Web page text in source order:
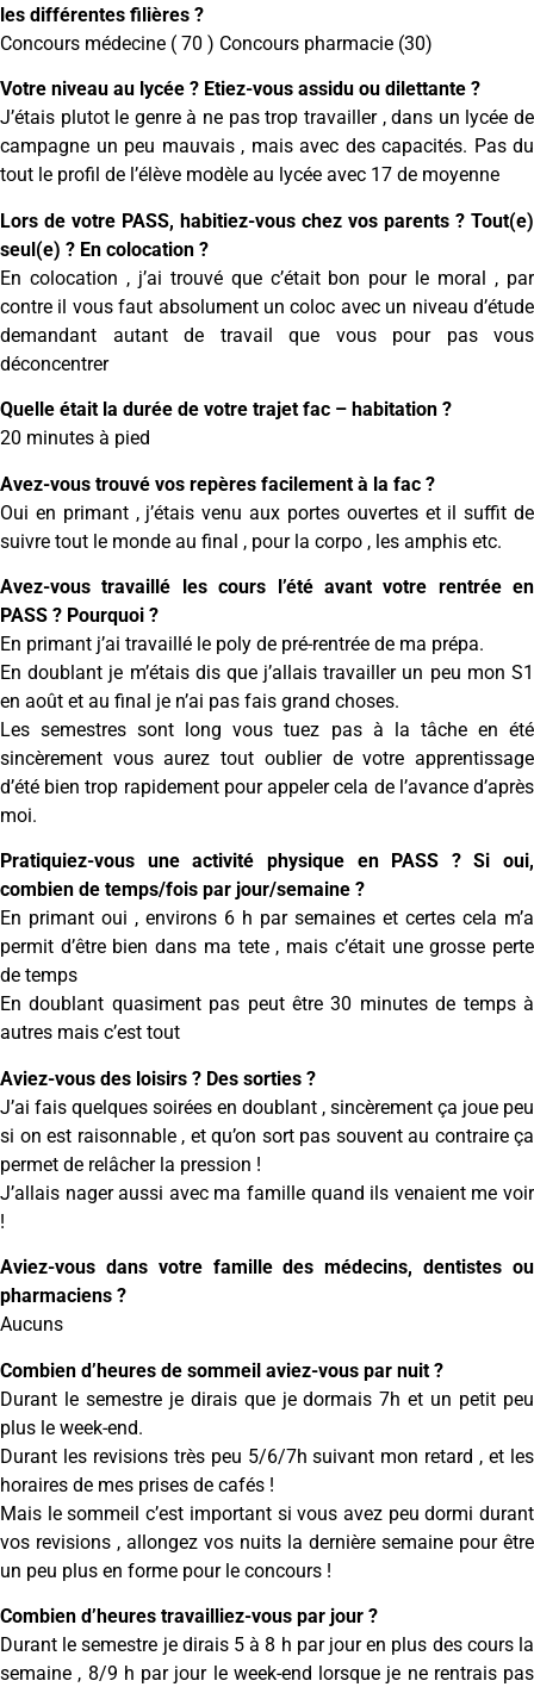
les différentes filières ?
Concours médecine ( 70 ) Concours pharmacie (30)
Votre niveau au lycée ? Etiez-vous assidu ou dilettante ?
J’étais plutot le genre à ne pas trop travailler , dans un lycée de
campagne un peu mauvais , mais avec des capacités. Pas du
tout le profil de l’élève modèle au lycée avec 17 de moyenne
Lors de votre PASS, habitiez-vous chez vos parents ? Tout(e)
seul(e) ? En colocation ?
En colocation , j’ai trouvé que c’était bon pour le moral , par
contre il vous faut absolument un coloc avec un niveau d’étude
demandant autant de travail que vous pour pas vous
déconcentrer
Quelle était la durée de votre trajet fac – habitation ?
20 minutes à pied
Avez-vous trouvé vos repères facilement à la fac ?
Oui en primant , j’étais venu aux portes ouvertes et il suffit de
suivre tout le monde au final , pour la corpo , les amphis etc.
Avez-vous travaillé les cours l’été avant votre rentrée en
PASS ? Pourquoi ?
En primant j’ai travaillé le poly de pré-rentrée de ma prépa.
En doublant je m’étais dis que j’allais travailler un peu mon S1
en août et au final je n’ai pas fais grand choses.
Les semestres sont long vous tuez pas à la tâche en été
sincèrement vous aurez tout oublier de votre apprentissage
d’été bien trop rapidement pour appeler cela de l’avance d’après
moi.
Pratiquiez-vous une activité physique en PASS ? Si oui,
combien de temps/fois par jour/semaine ?
En primant oui , environs 6 h par semaines et certes cela m’a
permit d’être bien dans ma tete , mais c’était une grosse perte
de temps
En doublant quasiment pas peut être 30 minutes de temps à
autres mais c’est tout
Aviez-vous des loisirs ? Des sorties ?
J’ai fais quelques soirées en doublant , sincèrement ça joue peu
si on est raisonnable , et qu’on sort pas souvent au contraire ça
permet de relâcher la pression !
J’allais nager aussi avec ma famille quand ils venaient me voir
!
Aviez-vous dans votre famille des médecins, dentistes ou
pharmaciens ?
Aucuns
Combien d’heures de sommeil aviez-vous par nuit ?
Durant le semestre je dirais que je dormais 7h et un petit peu
plus le week-end.
Durant les revisions très peu 5/6/7h suivant mon retard , et les
horaires de mes prises de cafés !
Mais le sommeil c’est important si vous avez peu dormi durant
vos revisions , allongez vos nuits la dernière semaine pour être
un peu plus en forme pour le concours !
Combien d’heures travailliez-vous par jour ?
Durant le semestre je dirais 5 à 8 h par jour en plus des cours la
semaine , 8/9 h par jour le week-end lorsque je ne rentrais pas